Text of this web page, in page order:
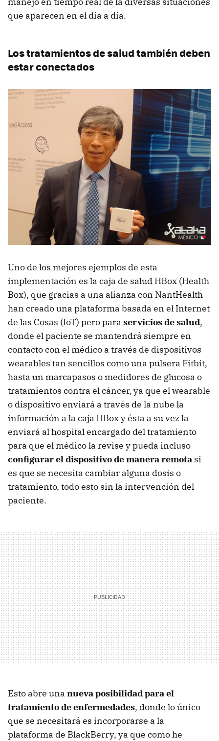
que aparecen en el día a día.
Los tratamientos de salud también deben
estar conectados
Uno de los mejores ejemplos de esta
implementación es la caja de salud HBox (Health
Box), que gracias a una alianza con NantHealth
han creado una plataforma basada en el Internet
de las Cosas (IoT) pero para servicios de salud,
donde el paciente se mantendrá siempre en
contacto con el médico a través de dispositivos
wearables tan sencillos como una pulsera Fitbit,
hasta un marcapasos o medidores de glucosa o
tratamientos contra el cáncer, ya que el wearable
o dispositivo enviará a través de la nube la
información a la caja HBox y ésta a su vez la
enviará al hospital encargado del tratamiento
para que el médico la revise y pueda incluso
configurar el dispositivo de manera remota si
es que se necesita cambiar alguna dosis o
tratamiento, todo esto sin la intervención del
paciente.
Esto abre una nueva posibilidad para el
tratamiento de enfermedades, donde lo único
que se necesitará es incorporarse a la
plataforma de BlackBerry, ya que como he